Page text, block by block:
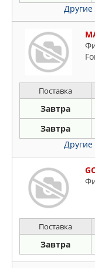
Поставка
Завтра
Завтра
Поставка
Завтра